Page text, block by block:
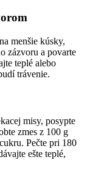
menšie kúsky,
zázvoru a povarte
teplé alebo
trávenie.
misy, posypte
zmes z 100 g
Pečte pri 180
ešte teplé,